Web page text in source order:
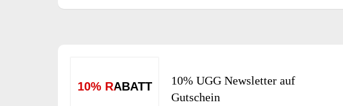
10% RABATT
10% UGG Newsletter auf
Gutschein